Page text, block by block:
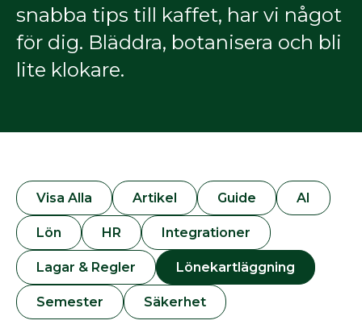
snabba tips till kaffet, har vi något
för dig. Bläddra, botanisera och bli
lite klokare.
Visa Alla Artikel Guide AI
Lön HR Integrationer
Lagar & Regler Lönekartläggning
Semester Säkerhet